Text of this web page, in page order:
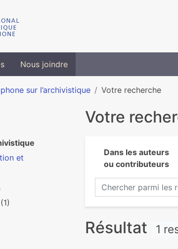
Nous joindre
sur l’archivistique Votre recherche
Votre
Dans les auteurs
ou contributeurs
Chercher parmi les
Résultat 1
et
(1)